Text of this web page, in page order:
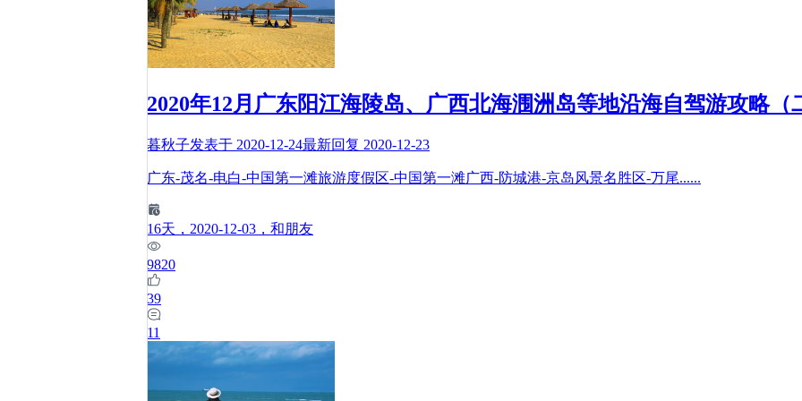
2020年12月广东阳江海陵岛、广西北海涠洲岛等地沿海自驾游攻略（
暮秋子发表于 2020-12-24最新回复 2020-12-23
广东-茂名-电白-中国第一滩旅游度假区-中国第一滩广西-防城港-京岛风景名胜区-万尾......
16天 ，2020-12-03 ，和朋友
9820
39
11